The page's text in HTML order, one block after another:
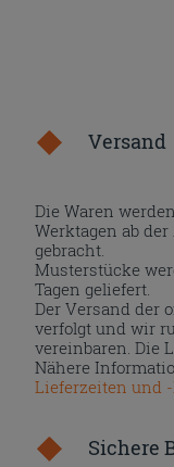
Versand
Die Waren
Werktagen ab
gebracht.
Musterstücke
Tagen geliefert.
Der Versand der
verfolgt und wir
vereinbaren. Die
Nähere
Lieferzeiten und
Sichere